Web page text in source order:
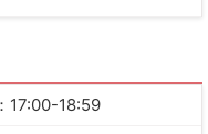
17:00-18:59